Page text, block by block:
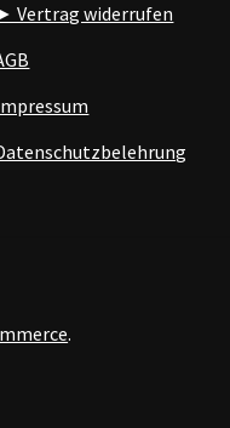
Vertrag widerrufen
.